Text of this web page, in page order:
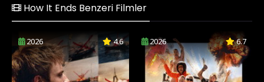
How It Ends Benzeri Filmler
2026 4.6 2026 6.7